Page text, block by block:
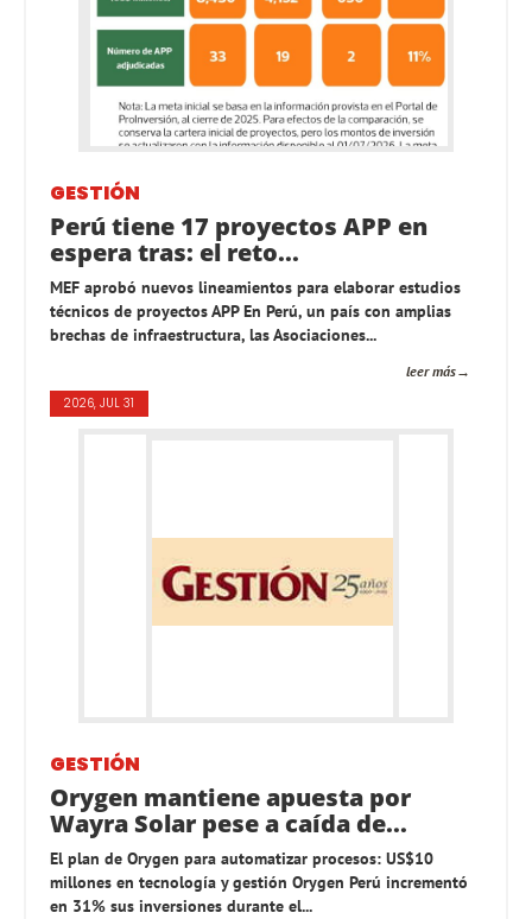
GESTIÓN
Perú tiene 17 proyectos APP en
espera tras: el reto...
MEF aprobó nuevos lineamientos para elaborar estudios
técnicos de proyectos APP En Perú, un país con amplias
brechas de infraestructura, las Asociaciones...
leer más
2026, JUL 31
GESTIÓN
Orygen mantiene apuesta por
Wayra Solar pese a caída de...
El plan de Orygen para automatizar procesos: US$10
millones en tecnología y gestión Orygen Perú incrementó
en 31% sus inversiones durante el...